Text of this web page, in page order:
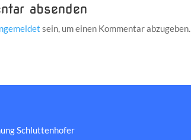
absenden
sein, um einen Kommentar abzugeben.
Schluttenhofer